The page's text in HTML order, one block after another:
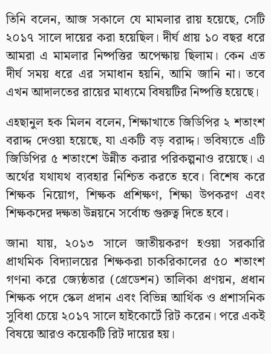
তিনি বলেন, আজ সকালে যে মামলার রায় হয়েছে, সেটি
২০১৭ সালে দায়ের করা হয়েছিল। দীর্ঘ প্রায় ১০ বছর ধরে
আমরা এ মামলার নিষ্পত্তির অপেক্ষায় ছিলাম। কেন এত
দীর্ঘ সময় ধরে এর সমাধান হয়নি, আমি জানি না। তবে
এখন আদালতের রায়ের মাধ্যমে বিষয়টির নিষ্পত্তি হয়েছে।
এহছানুল হক মিলন বলেন, শিক্ষাখাতে জিডিপির ২ শতাংশ
বরাদ্দ দেওয়া হয়েছে, যা একটি বড় বরাদ্দ। ভবিষ্যতে এটি
জিডিপির ৫ শতাংশে উন্নীত করার পরিকল্পনাও রয়েছে। এ
অর্থের যথাযথ ব্যবহার নিশ্চিত করতে হবে। বিশেষ করে
শিক্ষক নিয়োগ, শিক্ষক প্রশিক্ষণ, শিক্ষা উপকরণ এবং
শিক্ষকদের দক্ষতা উন্নয়নে সর্বোচ্চ গুরুত্ব দিতে হবে।
জানা যায়, ২০১৩ সালে জাতীয়করণ হওয়া সরকারি
প্রাথমিক বিদ্যালয়ের শিক্ষকরা চাকরিকালের ৫০ শতাংশ
গণনা করে জ্যেষ্ঠতার (গ্রেডেশন) তালিকা প্রণয়ন, প্রধান
শিক্ষক পদে স্কেল প্রদান এবং বিভিন্ন আর্থিক ও প্রশাসনিক
সুবিধা চেয়ে ২০১৭ সালে হাইকোর্টে রিট করেন। পরে একই
বিষয়ে আরও কয়েকটি রিট দায়ের হয়।